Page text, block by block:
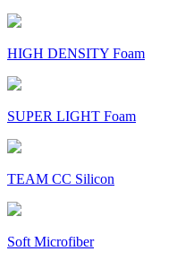
HIGH DENSITY Foam
SUPER LIGHT Foam
TEAM CC Silicon
Soft Microfiber